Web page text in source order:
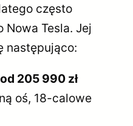
często
Nowa Tesla. Jej
następująco:
205 990 zł
oś, 18-calowe